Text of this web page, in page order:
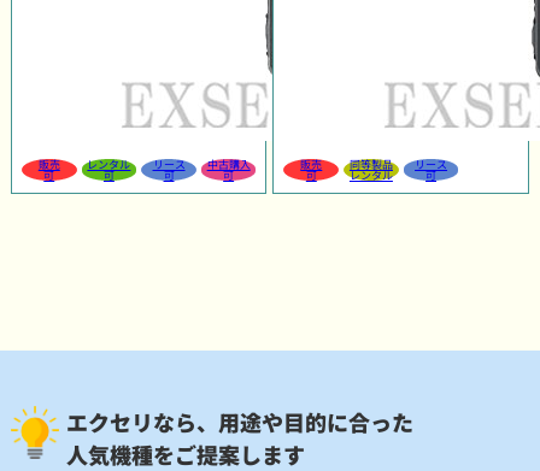
販売
可
レンタル
可
リース
可
中古購入
可
販売
可
同等製品
レンタル
リース
可
エクセリなら、用途や目的に合った
人気機種をご提案します